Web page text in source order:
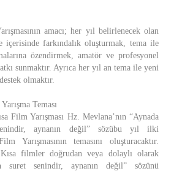
amacı; her yıl belirlenecek olan
içerisinde farkındalık oluşturmak, tema ile
özendirmek, amatör ve profesyonel
sunmaktır. Ayrıca her yıl an tema ile yeni
olmaktır.
Teması
Film Yarışması Hz. Mevlana’nın “Aynada
aynanın değil” sözübu yıl ilki
Yarışmasının temasını oluşturacaktır.
filmler doğrudan veya dolaylı olarak
suret senindir, aynanın değil” sözünü